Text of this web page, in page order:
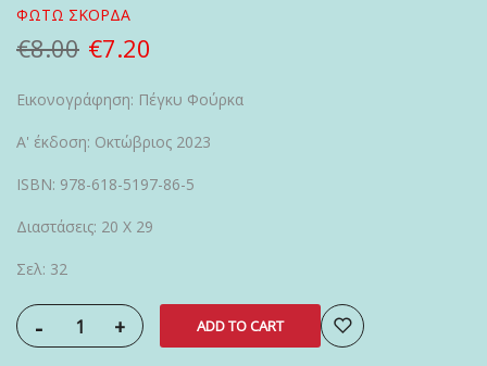
ΦΩΤΩ ΣΚΟΡΔΑ
€7.20
€8.00
Εικονογράφηση: Πέγκυ Φούρκα
Α' έκδοση: Οκτώβριος 2023
ISBN: 978-618-5197-86-5
Διαστάσεις: 20 Χ 29
Σελ: 32
- + ADD TO CART